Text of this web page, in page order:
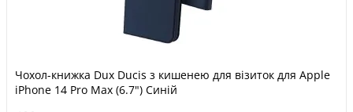
Чохол-книжка Dux Ducis з кишенею для візиток для Apple
iPhone 14 Pro Max (6.7") Синій